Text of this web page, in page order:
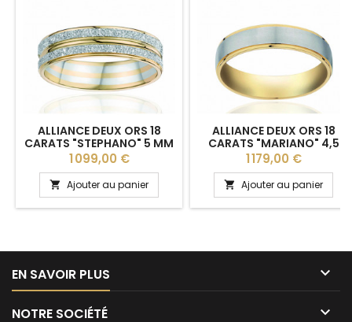
ALLIANCE DEUX ORS 18
CARATS "STEPHANO" 5 MM
HUBER & KLEIN
Prix
1 099,00 €
 Ajouter au panier
ALLIANCE DEUX ORS 18
CARATS "MARIANO" 4,5
MM HUBER & KLEIN
Prix
1 179,00 €
 Ajouter au panier
EN SAVOIR PLUS 
NOTRE SOCIÉTÉ 